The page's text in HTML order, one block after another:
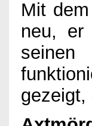
Mit
neu, er
gezeigt,